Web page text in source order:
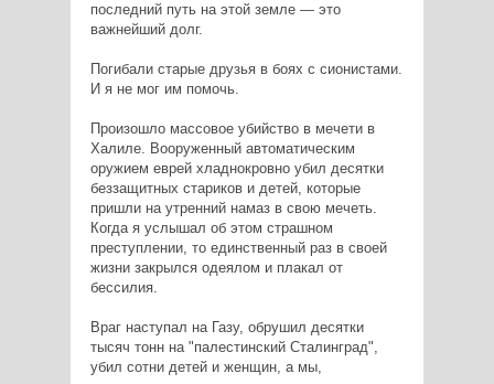
последний путь на этой земле — это
важнейший долг.
Погибали старые друзья в боях с сионистами.
И я не мог им помочь.
Произошло массовое убийство в мечети в
Халиле. Вооруженный автоматическим
оружием еврей хладнокровно убил десятки
беззащитных стариков и детей, которые
пришли на утренний намаз в свою мечеть.
Когда я услышал об этом страшном
преступлении, то единственный раз в своей
жизни закрылся одеялом и плакал от
бессилия.
Враг наступал на Газу, обрушил десятки
тысяч тонн на "палестинский Сталинград",
убил сотни детей и женщин, а мы,